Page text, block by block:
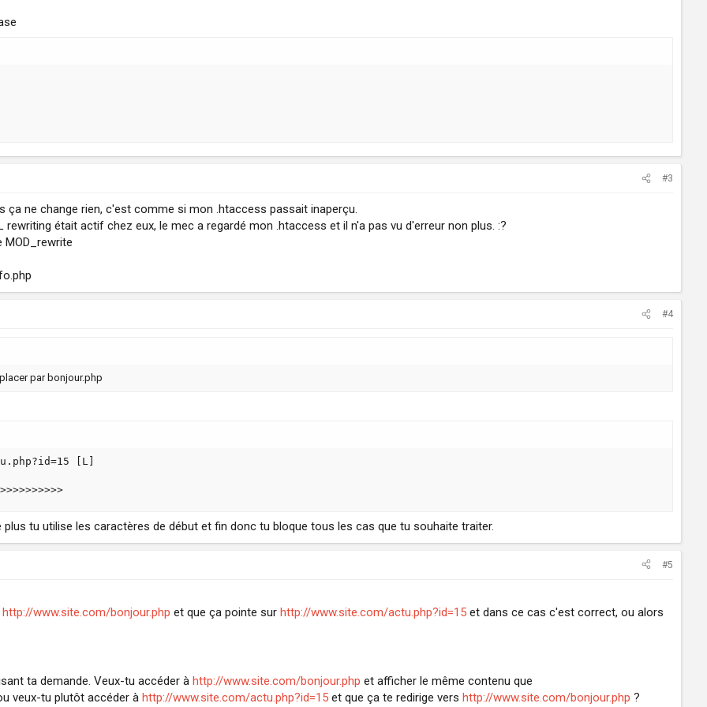
#3
ça ne change rien, c'est comme si mon .htaccess passait inaperçu.
rewriting était actif chez eux, le mec a regardé mon .htaccess et il n'a pas vu d'erreur non plus. :?
MOD_rewrite
#4
par bonjour.php
[L]
tu utilise les caractères de début et fin donc tu bloque tous les cas que tu souhaite traiter.
#5
http://www.site.com/bonjour.php et que ça pointe sur http://www.site.com/actu.php?id=15 et dans ce cas c'est correct, ou alors
ta demande. Veux-tu accéder à http://www.site.com/bonjour.php et afficher le même contenu que
veux-tu plutôt accéder à http://www.site.com/actu.php?id=15 et que ça te redirige vers http://www.site.com/bonjour.php ?